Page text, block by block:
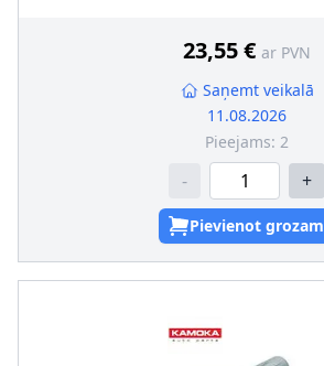
23,55 € ar PVN
Saņemt veikalā
11.08.2026
Pieejams: 2
- +
Pievienot grozam